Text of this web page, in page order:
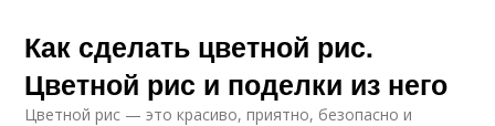
Как сделать цветной рис.
Цветной рис и поделки из него
Цветной рис — это красиво, приятно, безопасно и